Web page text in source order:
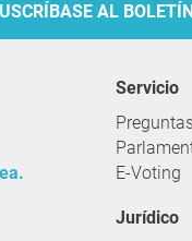
AL
servicio
E-Voting
Jurídico